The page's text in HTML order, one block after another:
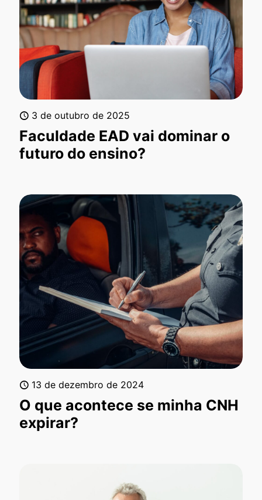
3 de outubro de 2025
Faculdade EAD vai dominar o
futuro do ensino?
13 de dezembro de 2024
O que acontece se minha CNH
expirar?